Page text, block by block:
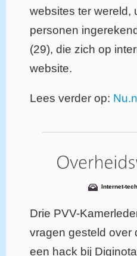
websites ter wereld,
personen
(29), die zich op
website.
Lees verder op: Nu.nl
Internet-
Drie PVV-
vragen gesteld over
een hack bij